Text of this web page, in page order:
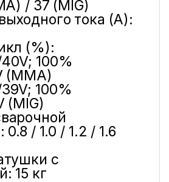
/ 37 (MIG)
тока (А):
(%):
100%
(MMA)
100%
(MIG)
0.8 / 1.0 / 1.2 / 1.6
с
15 кг